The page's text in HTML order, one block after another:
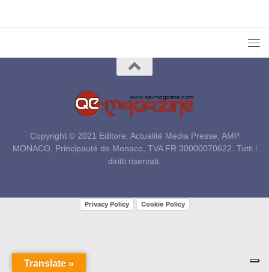
Copyright © 2021 Editore: Actualité Media Presse, AMP
MONACO, Principauté de Monaco, TVA FR 30000070622. Tutti i
diritti riservati.
Translate »
Privacy Policy Cookie Policy